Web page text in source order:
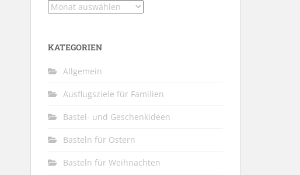
Archiv
KATEGORIEN
Allgemein
Ausflugsziele für Familien
Bastel- und Geschenkideen
Basteln für Ostern
Basteln für Weihnachten